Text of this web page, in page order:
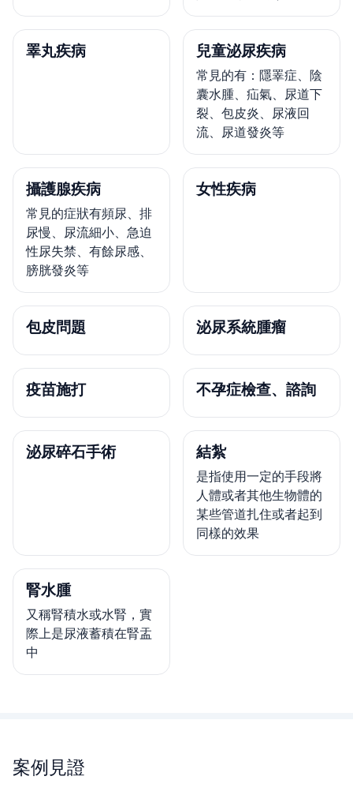
睪丸疾病 兒童泌尿疾病
常見的有：隱睪症、陰
囊水腫、疝氣、尿道下
裂、包皮炎、尿液回
流、尿道發炎等
攝護腺疾病
常見的症狀有頻尿、排
尿慢、尿流細小、急迫
性尿失禁、有餘尿感、
膀胱發炎等
女性疾病
包皮問題 泌尿系統腫瘤
疫苗施打 不孕症檢查、諮詢
泌尿碎石手術 結紮
是指使用一定的手段將
人體或者其他生物體的
某些管道扎住或者起到
同樣的效果
腎水腫
又稱腎積水或水腎，實
際上是尿液蓄積在腎盂
中
案例見證